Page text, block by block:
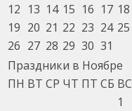
12 13 14 15 16 17 18
19 20 21 22 23 24 25
26 27 28 29 30 31
Праздники в Ноябре
ПН ВТ СР ЧТ ПТ СБ ВС
1